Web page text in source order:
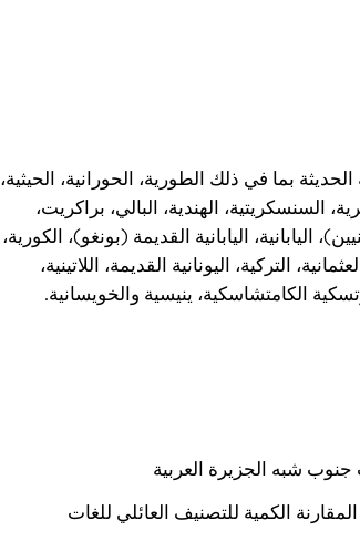
الحديثة بما في ذلك الطورية، الحورانية، الحيثية،
السنسكريتية، الهندية، البالي، براكريت،
اليابانية، اليابانية القديمة (بونغو)، الكورية،
التركية، اليونانية القديمة، اللاتينية،
الكامتشاسكية، ينيسية والخويسانية.
شبه الجزيرة العربية
الكمية للتصنيف العائلي للغات